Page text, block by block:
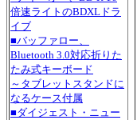
倍速ライトのBDXLドラ
イブ
■バッファロー、
Bluetooth 3.0対応折りた
たみ式キーボード
～タブレットスタンドに
なるケース付属
■ダイジェスト・ニュー